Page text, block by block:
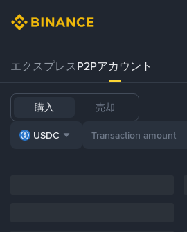
エクスプレスP2Pアカウント
購入 売却
USDC